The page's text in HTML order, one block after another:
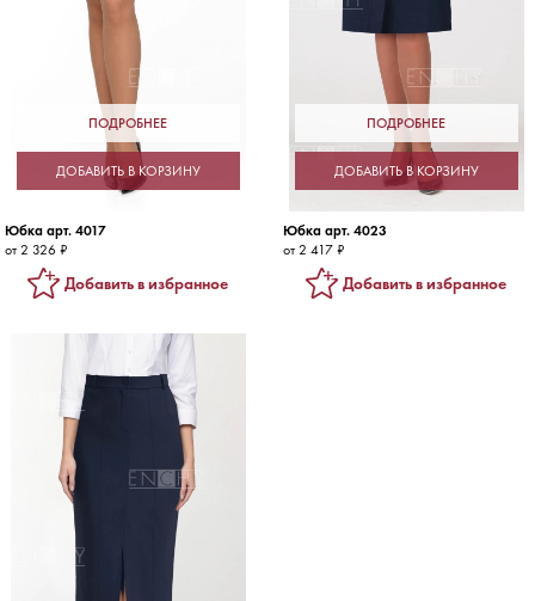
ПОДРОБНЕЕ
ДОБАВИТЬ В КОРЗИНУ
Юбка арт. 4017
от 2 326 ₽
Добавить в избранное
ПОДРОБНЕЕ
ДОБАВИТЬ В КОРЗИНУ
Юбка арт. 4023
от 2 417 ₽
Добавить в избранное